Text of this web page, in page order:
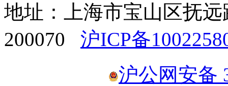
地址：上海市宝山区抚
200070 沪ICP备
沪公网安备